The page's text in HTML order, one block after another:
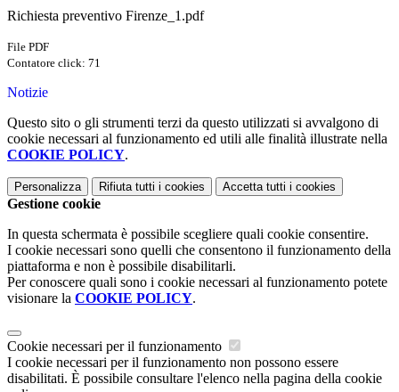
Richiesta preventivo Firenze_1.pdf
File PDF
Contatore click: 71
Notizie
Questo sito o gli strumenti terzi da questo utilizzati si avvalgono di
cookie necessari al funzionamento ed utili alle finalità illustrate nella
COOKIE POLICY.
Personalizza Rifiuta tutti i cookies Accetta tutti i cookies
Gestione cookie
In questa schermata è possibile scegliere quali cookie consentire.
I cookie necessari sono quelli che consentono il funzionamento della
piattaforma e non è possibile disabilitarli.
Per conoscere quali sono i cookie necessari al funzionamento potete
visionare la COOKIE POLICY.
Cookie necessari per il funzionamento
I cookie necessari per il funzionamento non possono essere
disabilitati. È possibile consultare l'elenco nella pagina della cookie